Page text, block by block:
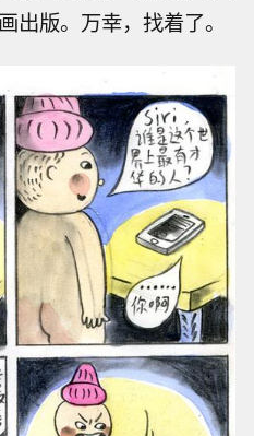
出版。万幸，找着了。